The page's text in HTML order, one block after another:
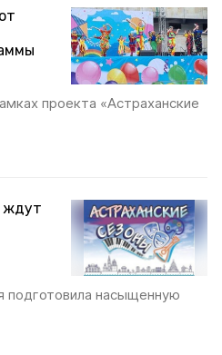
проекта «Астраханские
ждут
подготовила насыщенную